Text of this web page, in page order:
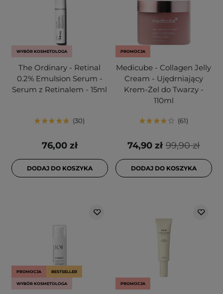
WYBÓR KOSMETOLOGA
The Ordinary - Retinal
0.2% Emulsion Serum -
Serum z Retinalem - 15ml
30
76,00 zł
DODAJ DO KOSZYKA
PROMOCJA
Medicube - Collagen Jelly
Cream - Ujędrniający
Krem-Żel do Twarzy -
110ml
61
99,90 zł
74,90 zł
DODAJ DO KOSZYKA
PROMOCJA BESTSELLER
WYBÓR KOSMETOLOGA PROMOCJA